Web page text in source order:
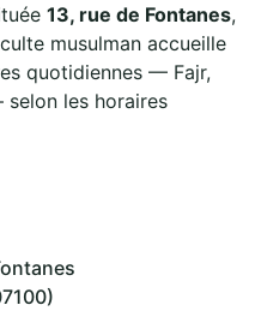
13, rue de Fontanes,
musulman accueille
quotidiennes — Fajr,
les horaires